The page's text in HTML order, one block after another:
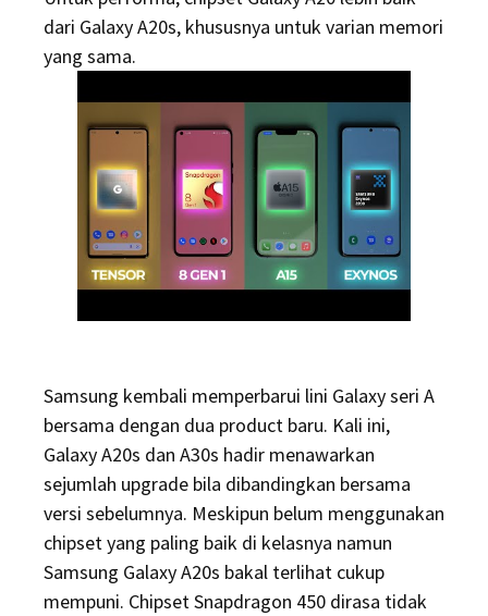
dari Galaxy A20s, khususnya untuk varian memori
yang sama.
Samsung kembali memperbarui lini Galaxy seri A
bersama dengan dua product baru. Kali ini,
Galaxy A20s dan A30s hadir menawarkan
sejumlah upgrade bila dibandingkan bersama
versi sebelumnya. Meskipun belum menggunakan
chipset yang paling baik di kelasnya namun
Samsung Galaxy A20s bakal terlihat cukup
mempuni. Chipset Snapdragon 450 dirasa tidak